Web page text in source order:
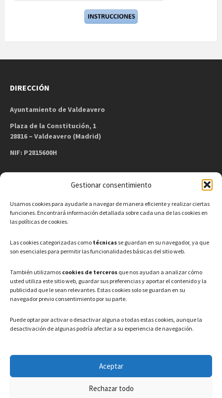
Gestionar consentimiento
Usamos cookies para ayudarle a navegar de manera eficiente y realizar ciertas
funciones. Encontrará información detallada sobre cada una de las cookies en
las políticas de cookies.
Las cookies categorizadas como técnicas se guardan en su navegador, ya que
son esenciales para permitir las funcionalidades básicas del sitio web.
También utilizamos cookies de terceros que nos ayudan a analizar cómo
usted utiliza este sitio web, guardar sus preferencias y aportar el contenido y la
publicidad que le sean relevantes. Estas cookies solo se guardan en su
navegador previo consentimiento por su parte.
Puede optar por activar o desactivar alguna o todas estas cookies, aunque la
desactivación de algunas podría afectar a su experiencia de navegación.
Aceptar
Rechazar todo
DIRECCIÓN
Ayuntamiento de Valdeavero
Plaza de la Constitución, 1
28816 – Valdeavero (Madrid)
NIF: P2815600H
Teléfono: 91 886 44 62
Correo Electrónico:
HORARIO
Lunes a Viernes: 08:00h – 15:00h
LEGAL
Política de privacidad–Aviso Legal–Política de cookies
Registro de actividades de Tratamiento